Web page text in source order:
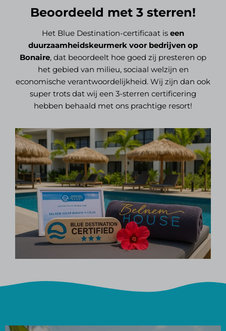
Beoordeeld met 3 sterren!
Het Blue Destination-certificaat is een
duurzaamheidskeurmerk voor bedrijven op
Bonaire, dat beoordeelt hoe goed zij presteren op
het gebied van milieu, sociaal welzijn en
economische verantwoordelijkheid. Wij zijn dan ook
super trots dat wij een 3-sterren certificering
hebben behaald met ons prachtige resort!